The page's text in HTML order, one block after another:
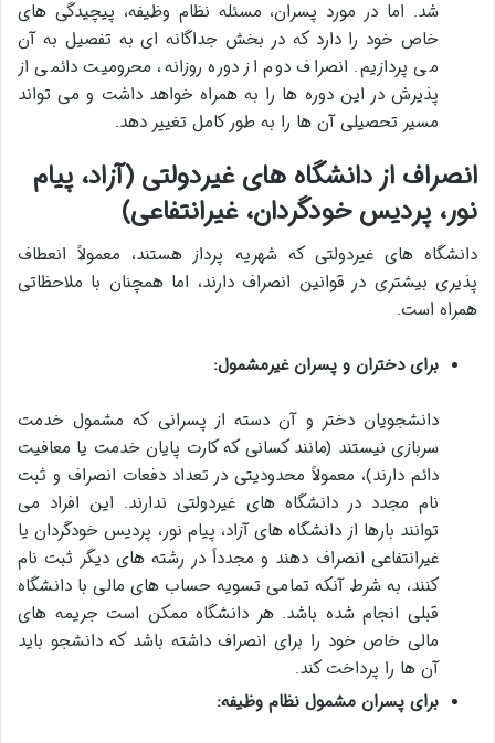
شد. اما در مورد پسران، مسئله نظام وظیفه، پیچیدگی های
خاص خود را دارد که در بخش جداگانه ای به تفصیل به آن
می پردازیم. انصراف دوم از دوره روزانه، محرومیت دائمی از
پذیرش در این دوره ها را به همراه خواهد داشت و می تواند
مسیر تحصیلی آن ها را به طور کامل تغییر دهد.
انصراف از دانشگاه های غیردولتی (آزاد، پیام
نور، پردیس خودگردان، غیرانتفاعی)
دانشگاه های غیردولتی که شهریه پرداز هستند، معمولاً انعطاف
پذیری بیشتری در قوانین انصراف دارند، اما همچنان با ملاحظاتی
همراه است.
برای دختران و پسران غیرمشمول:
دانشجویان دختر و آن دسته از پسرانی که مشمول خدمت
سربازی نیستند (مانند کسانی که کارت پایان خدمت یا معافیت
دائم دارند)، معمولاً محدودیتی در تعداد دفعات انصراف و ثبت
نام مجدد در دانشگاه های غیردولتی ندارند. این افراد می
توانند بارها از دانشگاه های آزاد، پیام نور، پردیس خودگردان یا
غیرانتفاعی انصراف دهند و مجدداً در رشته های دیگر ثبت نام
کنند، به شرط آنکه تمامی تسویه حساب های مالی با دانشگاه
قبلی انجام شده باشد. هر دانشگاه ممکن است جریمه های
مالی خاص خود را برای انصراف داشته باشد که دانشجو باید
آن ها را پرداخت کند.
برای پسران مشمول نظام وظیفه: